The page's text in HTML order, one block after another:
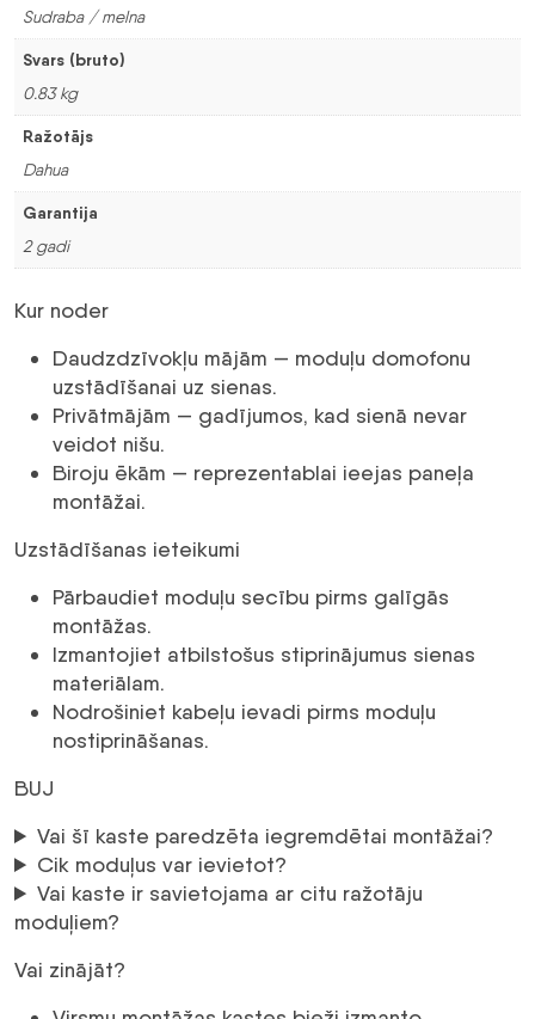
Sudraba / melna
Svars (bruto)
0.83 kg
Ražotājs
Dahua
Garantija
2 gadi
Kur noder
Daudzdzīvokļu mājām — moduļu domofonu
uzstādīšanai uz sienas.
Privātmājām — gadījumos, kad sienā nevar
veidot nišu.
Biroju ēkām — reprezentablai ieejas paneļa
montāžai.
Uzstādīšanas ieteikumi
Pārbaudiet moduļu secību pirms galīgās
montāžas.
Izmantojiet atbilstošus stiprinājumus sienas
materiālam.
Nodrošiniet kabeļu ievadi pirms moduļu
nostiprināšanas.
BUJ
Vai šī kaste paredzēta iegremdētai montāžai?
Cik moduļus var ievietot?
Vai kaste ir savietojama ar citu ražotāju
moduļiem?
Vai zinājāt?